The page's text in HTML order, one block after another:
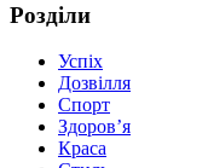
Розділи
Успіх
Дозвілля
Спорт
Здоров’я
Краса